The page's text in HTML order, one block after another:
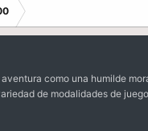
como una humilde
de modalidades de